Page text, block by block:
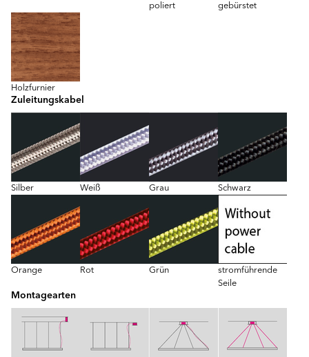
poliert
gebürstet
Holzfurnier
Zuleitungskabel
Silber Weiß Grau Schwarz
Orange Rot Grün
stromführende
Seile
Montagearten